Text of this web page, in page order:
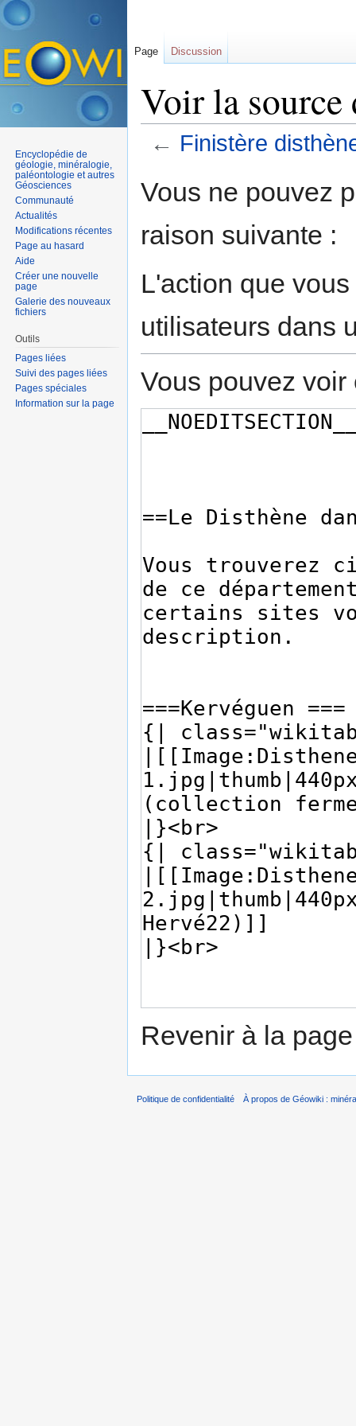
Voir la source
← Finistère
Vous ne pouvez
raison suivante :
L'action que
utilisateurs dans
Vous pouvez
Revenir à la
Page Discussion
Encyclopédie de
géologie, minéralogie,
paléontologie et autres
Géosciences
Communauté
Actualités
Modifications récentes
Page au hasard
Aide
Créer une nouvelle
page
Galerie des nouveaux
fichiers
Outils
Pages liées
Suivi des pages liées
Pages spéciales
Information sur la page
Politique de confidentialité À propos de Géowiki :